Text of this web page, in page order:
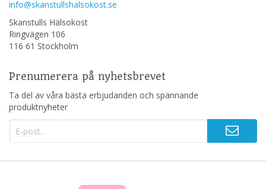
info@skanstullshalsokost.se
Skanstulls Hälsokost
Ringvägen 106
116 61 Stockholm
Prenumerera på nyhetsbrevet
Ta del av våra bästa erbjudanden och spännande
produktnyheter